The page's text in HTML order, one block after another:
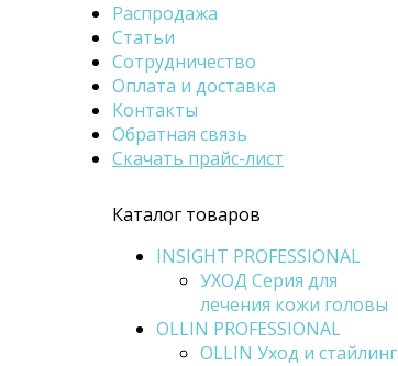
Распродажа
Статьи
Сотрудничество
Оплата и доставка
Контакты
Обратная связь
Скачать прайс-лист
Каталог товаров
INSIGHT PROFESSIONAL
УХОД Серия для
лечения кожи головы
OLLIN PROFESSIONAL
OLLIN Уход и стайлинг